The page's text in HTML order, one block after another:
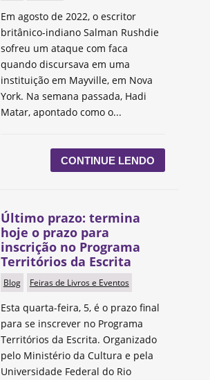
Em agosto de 2022, o escritor
britânico-indiano Salman Rushdie
sofreu um ataque com faca
quando discursava em uma
instituição em Mayville, em Nova
York. Na semana passada, Hadi
Matar, apontado como o...
CONTINUE LENDO
Último prazo: termina
hoje o prazo para
inscrição no Programa
Territórios da Escrita
Blog Feiras de Livros e Eventos
Esta quarta-feira, 5, é o prazo final
para se inscrever no Programa
Territórios da Escrita. Organizado
pelo Ministério da Cultura e pela
Universidade Federal do Rio